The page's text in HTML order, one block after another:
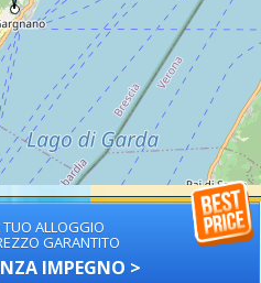
TUO ALLOGGIO
GARANTITO
IMPEGNO >